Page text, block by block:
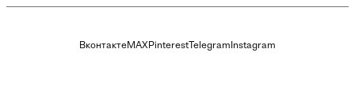
ВконтактеMAXPinterest Telegram Instagram